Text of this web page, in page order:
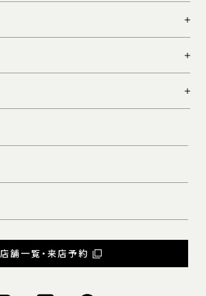
店舗一覧・来店予約